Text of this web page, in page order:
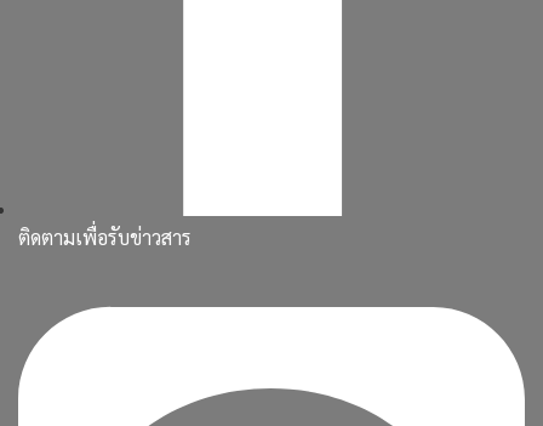
ติดตามเพื่อรับข่าวสาร